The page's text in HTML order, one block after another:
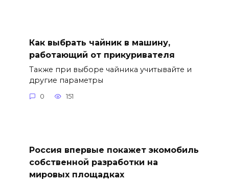
Как выбрать чайник в машину,
работающий от прикуривателя
Также при выборе чайника учитывайте и
другие параметры
0 151
Россия впервые покажет экомобиль
собственной разработки на
мировых площадках